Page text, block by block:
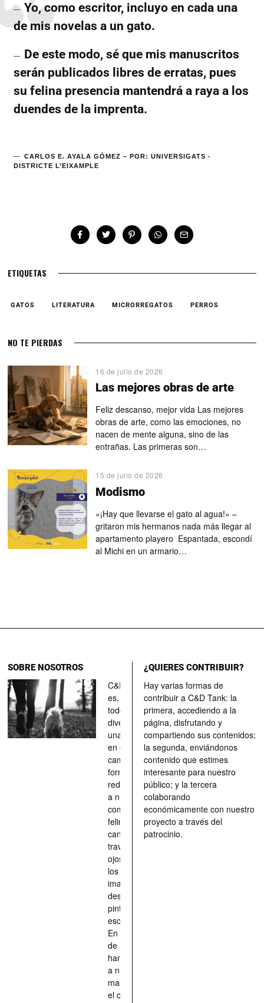
Yo, como escritor, incluyo en cada una
de mis novelas a un gato.
De este modo, sé que mis manuscritos
serán publicados libres de erratas, pues
su felina presencia mantendrá a raya a los
duendes de la imprenta.
CARLOS E. AYALA GÓMEZ – POR: UNIVERSIGATS -
DISTRICTE L’EIXAMPLE
ETIQUETAS
GATOS LITERATURA MICRORREGATOS PERROS
NO TE PIERDAS
16 de julio de 2026
Las mejores obras de arte
Feliz descanso, mejor vida Las mejores
obras de arte, como las emociones, no
nacen de mente alguna, sino de las
entrañas. Las primeras son…
15 de julio de 2026
Modismo
«¡Hay que llevarse el gato al agua!» –
gritaron mis hermanos nada más llegar al
apartamento playero Espantada, escondí
al Michi en un armario…
SOBRE NOSOTROS
C&D Tank
es, ante
todo, un
divertimento,
una parada
en el
camino, una
forma de
redescubrir
a nuestros
compañeros
felinos y
caninos a
través de los
ojos quienes
los han
imaginado,
descrito,
pintado,
esculpido...
En definitiva,
de aquellos
han situado
a nuestras
mascotas en
el centro de
¿QUIERES CONTRIBUIR?
Hay varias formas de
contribuir a C&D Tank: la
primera, accediendo a la
página, disfrutando y
compartiendo sus contenidos;
la segunda, enviándonos
contenido que estimes
interesante para nuestro
público; y la tercera
colaborando
económicamente con nuestro
proyecto a través del
patrocinio.